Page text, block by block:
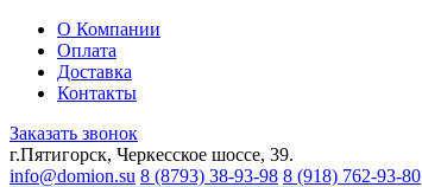
О Компании
Оплата
Доставка
Контакты
Заказать звонок
г.Пятигорск, Черкесское шоссе, 39.
info@domion.su 8 (8793) 38-93-98 8 (918) 762-93-80